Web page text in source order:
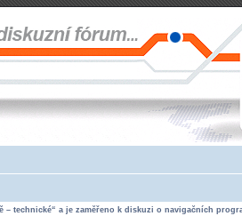
technické“ a je zaměřeno k diskuzi o navigačních